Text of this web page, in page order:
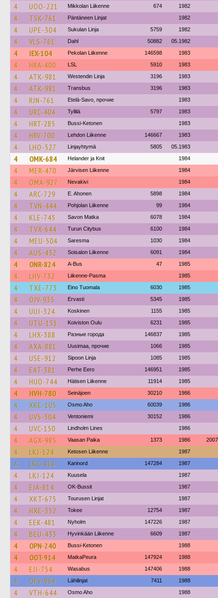
4 UOO-221 Mikkolan Liikenne 674 1982
4 TSK-761 Päntäneen Linjat 1982
4 UPE-304 Sukulan Linja 5759 1982
4 VLS-761 Dahl 50882 05.1982
4 IEX-104 Pekolan Liikenne 146598 1983
4 HRA-400 LSL 5910 1983
4 ATK-981 Westendin Linja 3196 1983
4 ATK-981 Transbus 3196 1983
4 RJN-761 Etelä-Savo, прочие 1983
4 URC-404 Tyllilä 5797 1983
4 HRT-285 Bussi-Ketonen 1983
4 HRV-700 Lehdon Liikenne 146667 1983
4 LHO-527 Linjayhtymä 5805 05.1983
4 OMK-684 Helander ja Knit 1984
4 MER-470 Järvisen Liikenne 1984
4 OMA-927 Nevakivi 1984
4 ARC-729 E. Ahonen 5898 1984
4 TVN-444 Pohjolan Liikenne 99 1984
4 KLE-745 Savon Matka 6078 1984
4 TVX-644 Turun Citybus 6100 1984
4 MEU-504 Saresma 1030 1984
4 AUS-432 Soisalon Liikenne 6091 1984
4 ONR-824 A-Bus 47 1985
4 LHV-732 Liikenne-Pasma 1985
4 TXE-773 Eino Tuomala 6030 1985
4 OJV-935 Ervasti 5345 1985
4 UUJ-324 Koskinen 1155 1985
4 UTU-151 Koiviston Oulu 6231 1985
4 LHX-388 Разные города 146837 1985
4 AXA-881 Uusimaa, прочие 1066 1985
4 USE-912 Sipoon Linja 1085 1985
4 EAT-381 Perhe Eero 146951 1985
4 HUO-744 Hätisen Liikenne 11914 1985
4 HVH-780 Seinäjoen 30210 1986
4 XKE-105 Osmo Aho 60039 1986
4 UVS-304 Ventoniemi 30152 1986
4 UVC-150 Lindholm Lines 1986
4 AGX-985 Vaasan Paika 1373 1986 2007
4 LKJ-124 Ketosen Liikenne 1987
4 LKC-414 Karinord 147284 1987
4 LKJ-124 Kuusela 1987
4 EJA-814 OK-Bussit 1987
4 XKT-675 Tourusen Linjat 1987
4 HXE-352 Tokee 12754 1987
4 EEK-481 Nyholm 147226 1987
4 BEU-433 Hyvinkään Liikenne 6609 1987
4 OPN-240 Bussi-Ketonen 1988
4 OOT-914 MatkaPeura 147924 1988
4 EJJ-754 Wasabus 147406 1988
4 OFV-954 Lähilinjat 7411 1988
4 VTH-644 Osmo Aho 1988